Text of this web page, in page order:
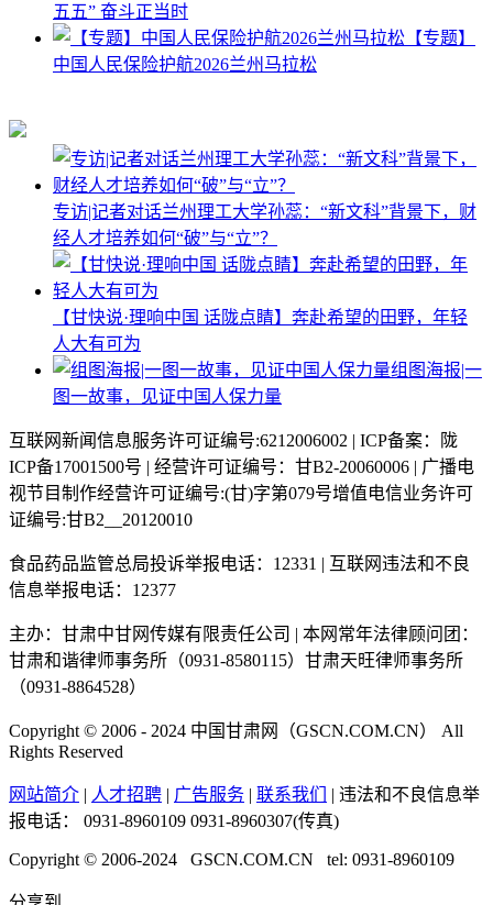
五五” 奋斗正当时
【专题】
中国人民保险护航2026兰州马拉松
专访|记者对话兰州理工大学孙蕊：“新文科”背景下，财
经人才培养如何“破”与“立”？
【甘快说·理响中国 话陇点睛】奔赴希望的田野，年轻
人大有可为
组图海报|一
图一故事，见证中国人保力量
互联网新闻信息服务许可证编号:6212006002 | ICP备案：陇
ICP备17001500号 | 经营许可证编号：甘B2-20060006 | 广播电
视节目制作经营许可证编号:(甘)字第079号增值电信业务许可
证编号:甘B2__20120010
食品药品监管总局投诉举报电话：12331 | 互联网违法和不良
信息举报电话：12377
主办：甘肃中甘网传媒有限责任公司 | 本网常年法律顾问团：
甘肃和谐律师事务所（0931-8580115）甘肃天旺律师事务所
（0931-8864528）
Copyright © 2006 - 2024 中国甘肃网（GSCN.COM.CN） All
Rights Reserved
网站简介 | 人才招聘 | 广告服务 | 联系我们
| 违法和不良信息举
报电话：
0931-8960109 0931-8960307(传真)
Copyright © 2006-2024 GSCN.COM.CN tel: 0931-8960109